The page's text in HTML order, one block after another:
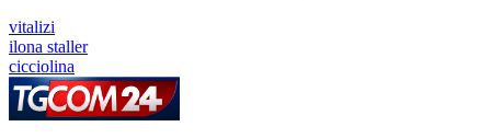
vitalizi
ilona staller
cicciolina